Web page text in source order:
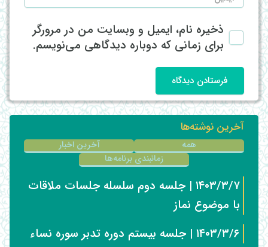
ذخیره نام، ایمیل و وبسایت من در مرورگر
برای زمانی که دوباره دیدگاهی می‌نویسم.
فرستادن دیدگاه
آخرین نوشته‌ها
همه
آخرین اخبار
زمانبندی برنامه‌ها
۱۴۰۳/۳/۷ | جلسه دوم سلسله جلسات ملاقات
با موضوع نماز
۱۴۰۳/۳/۶ | جلسه بیستم دوره تدبر سوره نساء